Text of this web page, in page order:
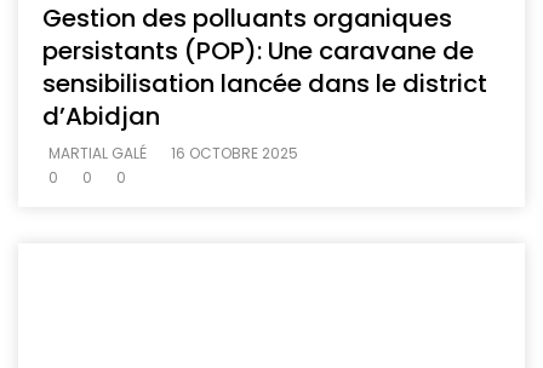
Gestion des polluants organiques
persistants (POP): Une caravane de
sensibilisation lancée dans le district
d’Abidjan
MARTIAL GALÉ
16 OCTOBRE 2025
0
0 0